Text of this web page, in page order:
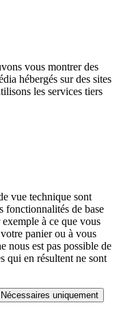
vous montrer des
hébergés sur des sites
les services tiers
vue technique sont
fonctionnalités de base
à ce que vous
panier ou à vous
nous est pas possible de
qui en résultent ne sont
Nécessaires uniquement